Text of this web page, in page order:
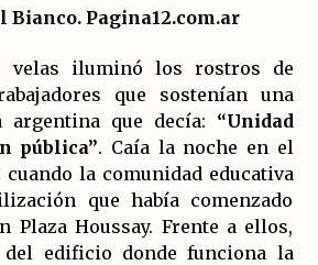
por la República.
acelera la militarización industrial
un nuevo modelo de producción
07/2026
en Valencia y Alicante contra la
del activismo por Palestina.
07/2026
Bianco. Pagina12.com.ar
velas iluminó los rostros de
que sostenían una
argentina que decía: “Unidad
pública”. Caía la noche en el
la comunidad educativa
que había comenzado
Plaza Houssay. Frente a ellos,
del edificio donde funciona la